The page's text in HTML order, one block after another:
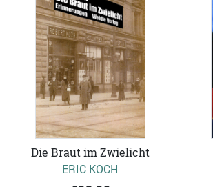
Die Braut im Zwielicht
ERIC KOCH